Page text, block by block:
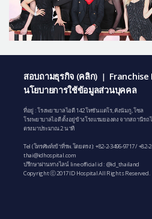
สอบถามธุรกิจ (คลิก) | Franchise
นโยบายการใช้ข้อมูลส่วนบุคคล
ที่อยู่ : โรงพยาบาลไอดี 142 โทซันแดโร, คังนัมกู, โซล
โรงพยาบาลไอดี ตั้งอยู่ข้างโรงแรมยองดง จากสถานีร
ตรงมาประมาณ 2 นาที
Tel (โทรศัพท์เข้าที่รพ.โดยตรง): +82-2-3496-9717/+82-
thai@idhospital.com
ปรึกษาผ่านทางไลน์ line official id : @id_thailand
Copyright ⓒ 2017 ID Hospital All Rights Reserved.